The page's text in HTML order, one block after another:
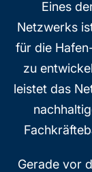
Eines
Netzwerks
für die
zu
leistet das
Gerade vor